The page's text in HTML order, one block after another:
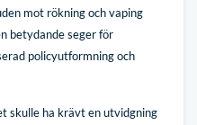
mot rökning och vaping
betydande seger för
policyutformning och
skulle ha krävt en utvidgning